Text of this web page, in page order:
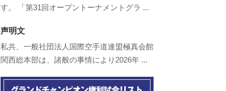
す。 「第31回オープントーナメントグラ ...
声明文
私共、一般社団法人国際空手道連盟極真会館
関西総本部は、諸般の事情により2026年 ...